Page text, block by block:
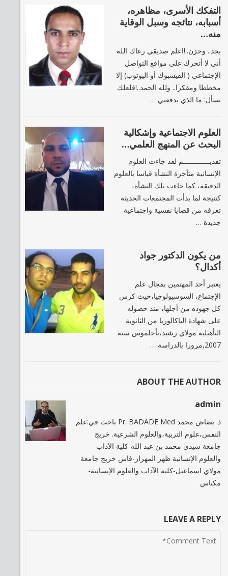
التفكك الأسرى، مظاهره،
أسبابه، نتائجه وسبل الوقاية
منه…
بجد.. وحزن..!اعلم صديقي رعاك الله
أني لا أتحرك على مواقع التواصل
الإجتماعي ( الفيسبوك أو اليوتوب) إلا
مخططا ومفكرا.. ولله الحمد..!فلعلك
تسأل: ما الذي يدفعني …
العلوم الاجتماعية وإشكالية
البحث عن المنهج العلمي…
تقديـــــــــــــم لقد جاءت العلوم
الإنسانية متأخرة النشأة قياسا بالعلوم
الدقيقة، كما جاءت تلك النشأة،
كنتيجة لما بدأت المجتمعات الحديثة
تعرفه من قضايا نفسية واجتماعية
جديدة …
من يكون الدكتور جواد
أكدال؟
يعتبر أحد المهتمين بمجال علم
الإجتماع، السوسيولوجيا،حيث كرس
كل جهوده من أجلها، منذ حصوله
على شهادة الباكالوريا من الثانوية
التأهيلية مولاي رشيد،بأجلموس سنة
2007,مرورا بالدراسة …
ABOUT THE AUTHOR
admin
ذ. بضاض محمد Pr. BADADE Med باحث في:علم
النفس،علوم التربية،والعلوم الشرعية. خريج
جامعة سيدي محمد بن عبد الله-كلية الآداب
والعلوم الإنسانية ظهر المهراز-فاس خريج جامعة
مولاي اسماعيل-كلية الآداب والعلوم الإنسانية-
مكناس
LEAVE A REPLY